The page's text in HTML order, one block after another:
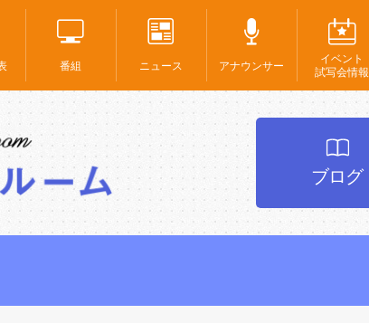
番組 ニュース アナウンサー
イベント
試写会情報
ブログ